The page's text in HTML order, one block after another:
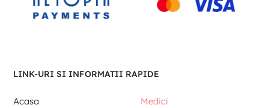
LINK-URI SI INFORMATII RAPIDE
Acasa
Medici